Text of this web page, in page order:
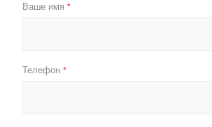
Ваше имя *
Телефон *